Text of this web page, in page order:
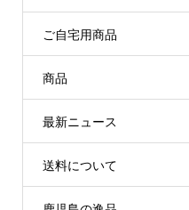
ご自宅用商品
商品
最新ニュース
送料について